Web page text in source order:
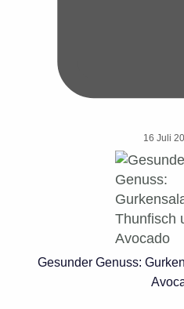
16 Juli
Gesunder Genuss: